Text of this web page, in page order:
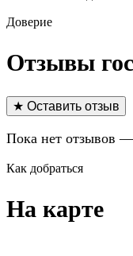
Доверие
Отзывы
★ Оставить отзыв
Пока нет отзывов —
Как добраться
На карте